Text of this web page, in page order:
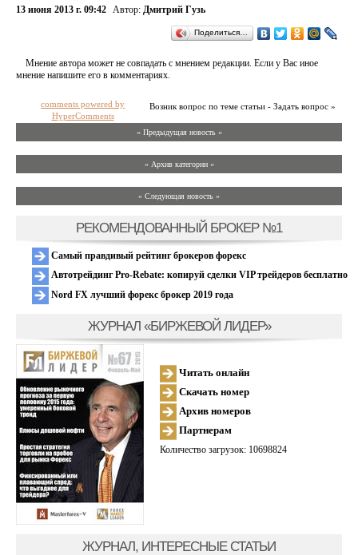
13 июня 2013 г. 09:42 Автор: Дмитрий Гузь
Поделиться…
Мнение автора может не совпадать с мнением редакции. Если у Вас иное
мнение напишите его в комментариях.
Возник вопрос по теме статьи - Задать вопрос »
comments powered by
HyperComments
« Предыдущая новость «
» Архив категории «
» Следующая новость »
РЕКОМЕНДОВАННЫЙ БРОКЕР №1
Самый правдивый рейтинг брокеров форекс
Автотрейдинг Pro-Rebate: копируй сделки VIP трейдеров бесплатно
Nord FX лучший форекс брокер 2019 года
ЖУРНАЛ «БИРЖЕВОЙ ЛИДЕР»
Читать онлайн
Скачать номер
Архив номеров
Партнерам
Количество загрузок: 10698824
ЖУРНАЛ, ИНТЕРЕСНЫЕ СТАТЬИ